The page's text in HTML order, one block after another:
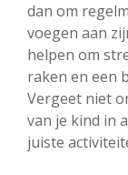
dan om
voegen aan
helpen om
raken en een
Vergeet niet
van je kind in
juiste